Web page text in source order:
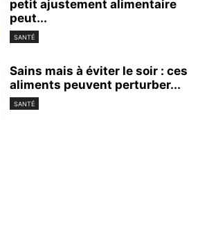
petit ajustement alimentaire
peut...
SANTÉ
Sains mais à éviter le soir : ces
aliments peuvent perturber...
SANTÉ